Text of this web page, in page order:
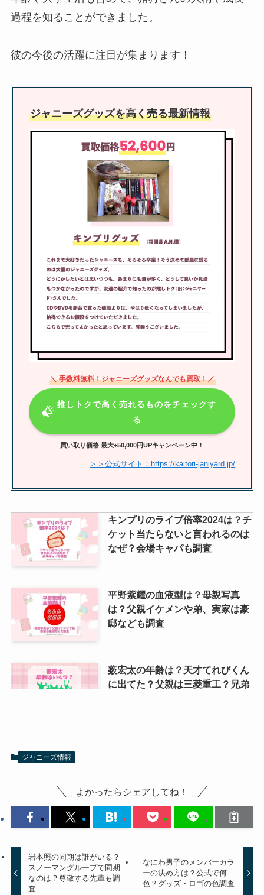
て本当？元旦那・お笑いコンビ・
は？
ジャニーズグッズ買取店を調査！
持ち込みやどこがいいか口コミや
買取相場も紹介！
ジャニーズグッズ買取の口コミっ
てどう？まんだらけ・駿河屋・ブ
ックオフ・持ち込みについて調査
過程を知ることができました。
彼の今後の活躍に注目が集まります！
ジャニーズグッズを高く売る最新情報
＼ 手数料無料！ジャニーズグッズなんでも買取！／
推しトクで高く売れるものをチェックす
る
買い取り価格 最大+50,000円UPキャンペーン中！
＞＞公式サイト：https://kaitori-janiyard.jp/
キンプリのライブ倍率2024は？チ
ケット当たらないと言われるのは
なぜ？会場キャパも調査
平野紫耀の血液型は？母親写真
は？父親イケメンや弟、実家は豪
邸なども調査
薮宏太の年齢は？天才てれびくん
に出てた？父親は三菱重工？兄弟
も！
佐久間大介の両親はどんな人？豪
の職業も調査
ジャニーズ情報
よかったらシェアしてね！
岩本照の同期は誰がいる？
スノーマングループで同期
なのは？尊敬する先輩も調
査
なにわ男子のメンバーカラ
ーの決め方は？公式で何
色？グッズ・ロゴの色調査